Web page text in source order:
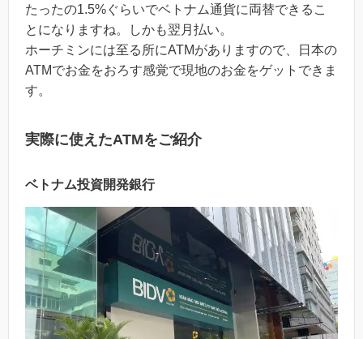
たったの1.5%ぐらいでベトナム通貨に両替できるこ
とになりますね。しかも翌月払い。
ホーチミンには至る所にATMがありますので、日本の
ATMでお金をおろす感覚で現地のお金をゲットできま
す。
実際に使えたATMをご紹介
ベトナム投資開発銀行